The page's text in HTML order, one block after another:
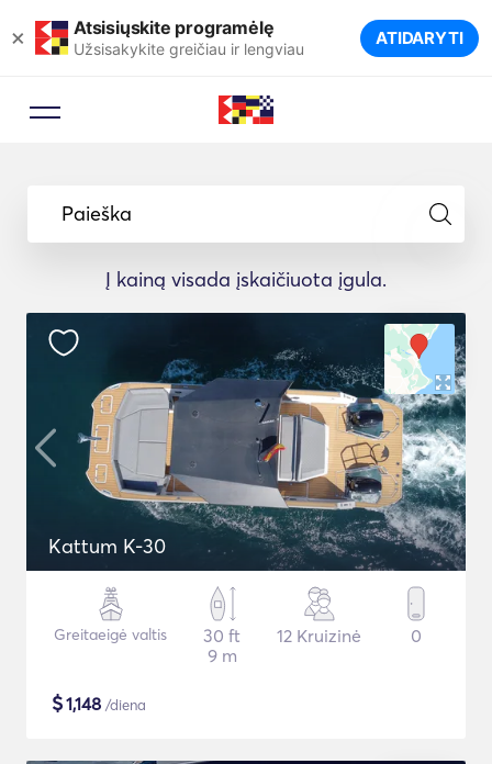
× Atsisiųskite programėlę
Užsisakykite greičiau ir lengviau ATIDARYTI
Paieška
Į kainą visada įskaičiuota įgula.
Kattum K-30
Greitaeigė valtis
30 ft
9 m
12 Kruizinė 0
$1,148 /diena